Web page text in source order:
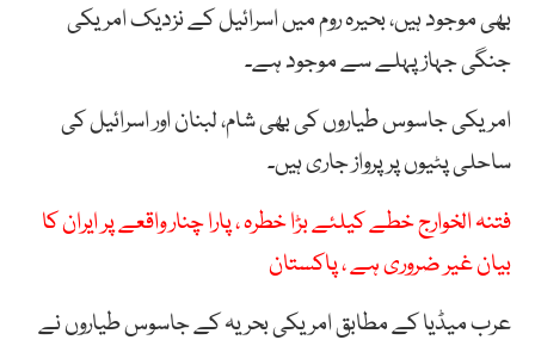
بھی موجود ہیں، بحیرہ روم میں اسرائیل کے نزدیک امریکی
جنگی جہاز پہلے سے موجود ہے۔
امریکی جاسوس طیاروں کی بھی شام، لبنان اور اسرائیل کی
ساحلی پٹیوں پر پرواز جاری ہیں۔
فتنہ الخوارج خطے کیلئے بڑا خطرہ ، پارا چنار واقعے پر ایران کا
بیان غیر ضروری ہے ، پاکستان
عرب میڈیا کے مطابق امریکی بحریہ کے جاسوس طیاروں نے